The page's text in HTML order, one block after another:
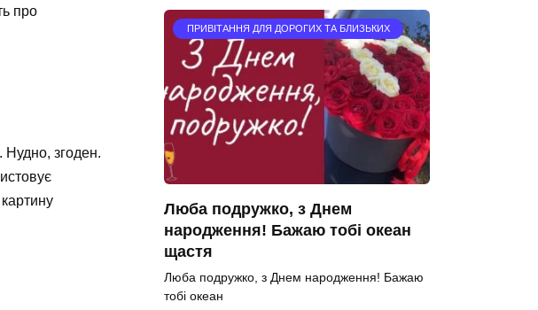
про
Нудно, згоден.
ПРИВІТАННЯ ДЛЯ ДОРОГИХ ТА БЛИЗЬКИХ
Люба подружко, з Днем
народження! Бажаю тобі океан
щастя
Люба подружко, з Днем народження! Бажаю
тобі океан